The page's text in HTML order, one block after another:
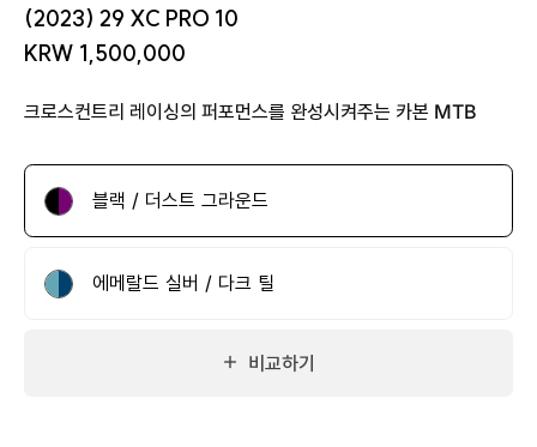
(2023) 29 XC PRO 10
KRW 1,500,000
크로스컨트리 레이싱의 퍼포먼스를 완성시켜주는 카본 MTB
블랙 / 더스트 그라운드
에메랄드 실버 / 다크 틸
비교하기